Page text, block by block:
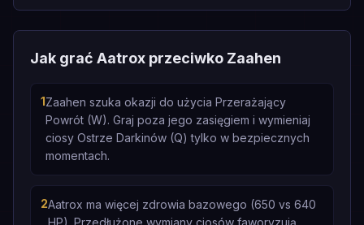
Jak grać Aatrox przeciwko Zaahen
1Zaahen szuka okazji do użycia Przerażający
Powrót (W). Graj poza jego zasięgiem i wymieniaj
ciosy Ostrze Darkinów (Q) tylko w bezpiecznych
momentach.
2Aatrox ma więcej zdrowia bazowego (650 vs 640
HP). Przedłużone wymiany ciosów faworyzują